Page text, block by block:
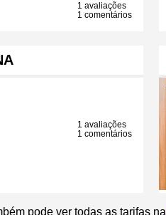
1 avaliações
1 comentários
1 avaliações
1 comentários
pode ver todas as tarifas na